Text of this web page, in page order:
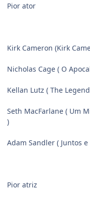
Pior ator
Kirk Cameron (Kirk
Nicholas Cage ( O
Kellan Lutz ( The
Seth MacFarlane ( Um
)
Adam Sandler ( Juntos
Pior atriz